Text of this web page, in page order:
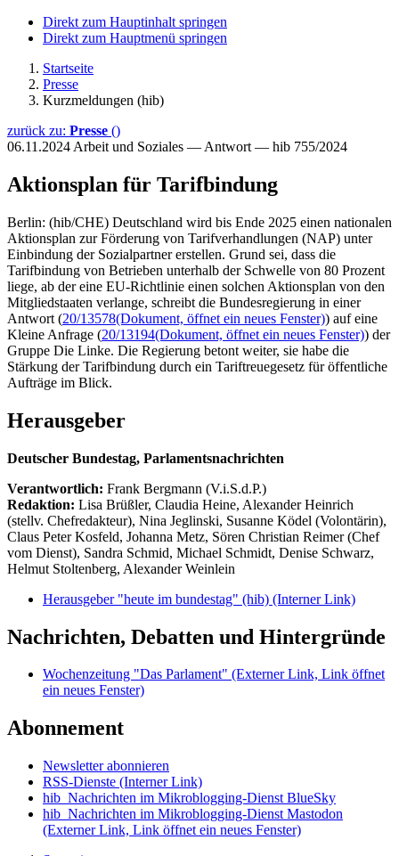
Direkt zum Hauptinhalt springen
Direkt zum Hauptmenü springen
Startseite
Presse
Kurzmeldungen (hib)
zurück zu: Presse ()
06.11.2024 Arbeit und Soziales — Antwort — hib 755/2024
Aktionsplan für Tarifbindung
Berlin: (hib/CHE) Deutschland wird bis Ende 2025 einen nationalen
Aktionsplan zur Förderung von Tarifverhandlungen (NAP) unter
Einbindung der Sozialpartner erstellen. Grund sei, dass die
Tarifbindung von Betrieben unterhalb der Schwelle von 80 Prozent
liege, ab der eine EU-Richtlinie einen solchen Aktionsplan von den
Mitgliedstaaten verlange, schreibt die Bundesregierung in einer
Antwort (20/13578(Dokument, öffnet ein neues Fenster)) auf eine
Kleine Anfrage (20/13194(Dokument, öffnet ein neues Fenster)) der
Gruppe Die Linke. Die Regierung betont weiter, sie habe die
Stärkung der Tarifbindung durch ein Tariftreuegesetz für öffentliche
Aufträge im Blick.
Herausgeber
Deutscher Bundestag, Parlamentsnachrichten
Verantwortlich: Frank Bergmann (V.i.S.d.P.)
Redaktion: Lisa Brüßler, Claudia Heine, Alexander Heinrich
(stellv. Chefredakteur), Nina Jeglinski, Susanne Ködel (Volontärin),
Claus Peter Kosfeld, Johanna Metz, Sören Christian Reimer (Chef
vom Dienst), Sandra Schmid, Michael Schmidt, Denise Schwarz,
Helmut Stoltenberg, Alexander Weinlein
Herausgeber "heute im bundestag" (hib) (Interner Link)
Nachrichten, Debatten und Hintergründe
Wochenzeitung "Das Parlament" (Externer Link, Link öffnet
ein neues Fenster)
Abonnement
Newsletter abonnieren
RSS-Dienste (Interner Link)
hib_Nachrichten im Mikroblogging-Dienst BlueSky
hib_Nachrichten im Mikroblogging-Dienst Mastodon
(Externer Link, Link öffnet ein neues Fenster)